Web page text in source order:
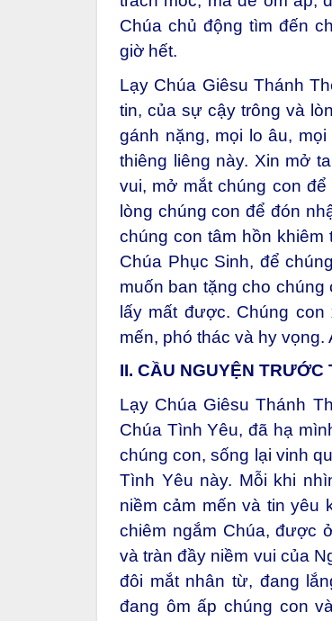
Chúa chủ động tìm đến
giờ hết.
Lạy Chúa Giêsu Thánh
tin, của sự cậy trông và
gánh nặng, mọi lo âu,
thiêng liêng này. Xin mở
vui, mở mắt chúng con
lòng chúng con để đón
chúng con tâm hồn
Chúa Phục Sinh, để
muốn ban tặng cho
lấy mất được. Chúng
mến, phó thác và hy vọng.
II. CẦU NGUYỆN TRƯỚC
Lạy Chúa Giêsu Thánh
Chúa Tình Yêu, đã hạ
chúng con, sống lại vinh
Tình Yêu này. Mỗi khi
niềm cảm mến và tin yêu
chiêm ngắm Chúa, được
và tràn đầy niềm vui của
đôi mắt nhân từ, đang
đang ôm ấp chúng con